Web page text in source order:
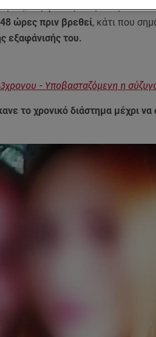
σύμφωνα με την
ώρες πριν βρεθεί, κάτι που
εξαφάνισής του.
- Υποβασταζόμενη η
το χρονικό διάστημα μέχρι να